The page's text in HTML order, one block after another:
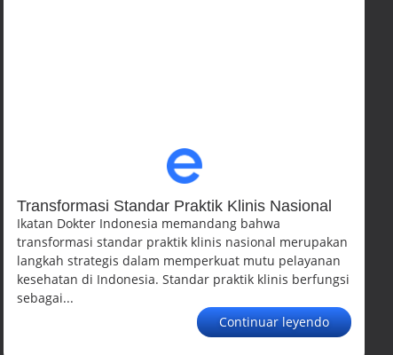
Transformasi Standar Praktik Klinis Nasional
Ikatan Dokter Indonesia memandang bahwa
transformasi standar praktik klinis nasional merupakan
langkah strategis dalam memperkuat mutu pelayanan
kesehatan di Indonesia. Standar praktik klinis berfungsi
sebagai...
Continuar leyendo